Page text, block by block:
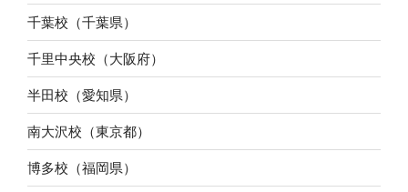
千葉校（千葉県）
千里中央校（大阪府）
半田校（愛知県）
南大沢校（東京都）
博多校（福岡県）